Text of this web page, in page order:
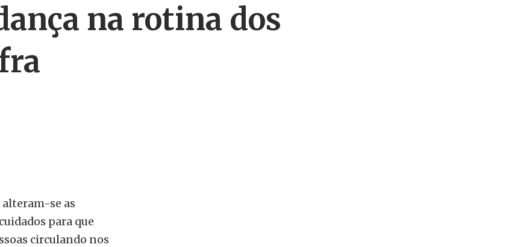
na rotina dos
se as
para que
circulando nos